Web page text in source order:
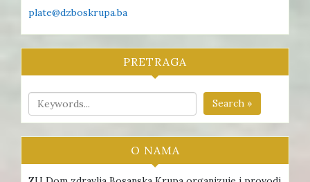
plate@dzboskrupa.ba
PRETRAGA
Search »
O NAMA